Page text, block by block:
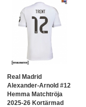
Real Madrid
Alexander-Arnold #12
Hemma Matchtröja
2025-26 Kortärmad